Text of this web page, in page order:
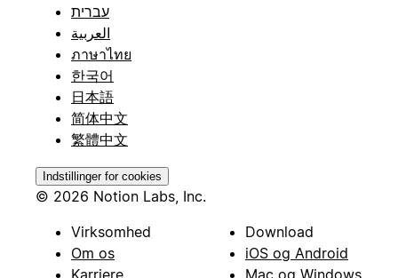
עברית
العربية
ภาษาไทย
한국어
日本語
简体中文
繁體中文
Indstillinger for cookies
© 2026 Notion Labs, Inc.
Virksomhed
Om os
Karriere
Download
iOS og Android
Mac og Windows